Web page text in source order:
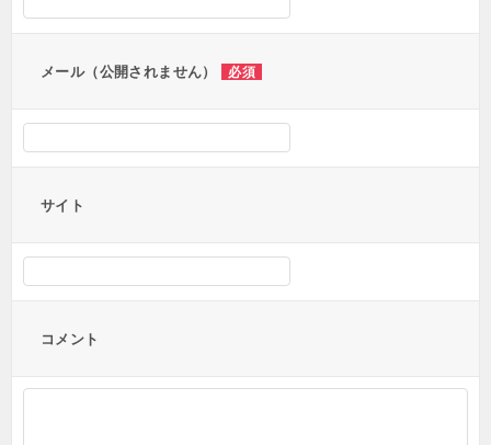
メール（公開されません） 必須
サイト
コメント